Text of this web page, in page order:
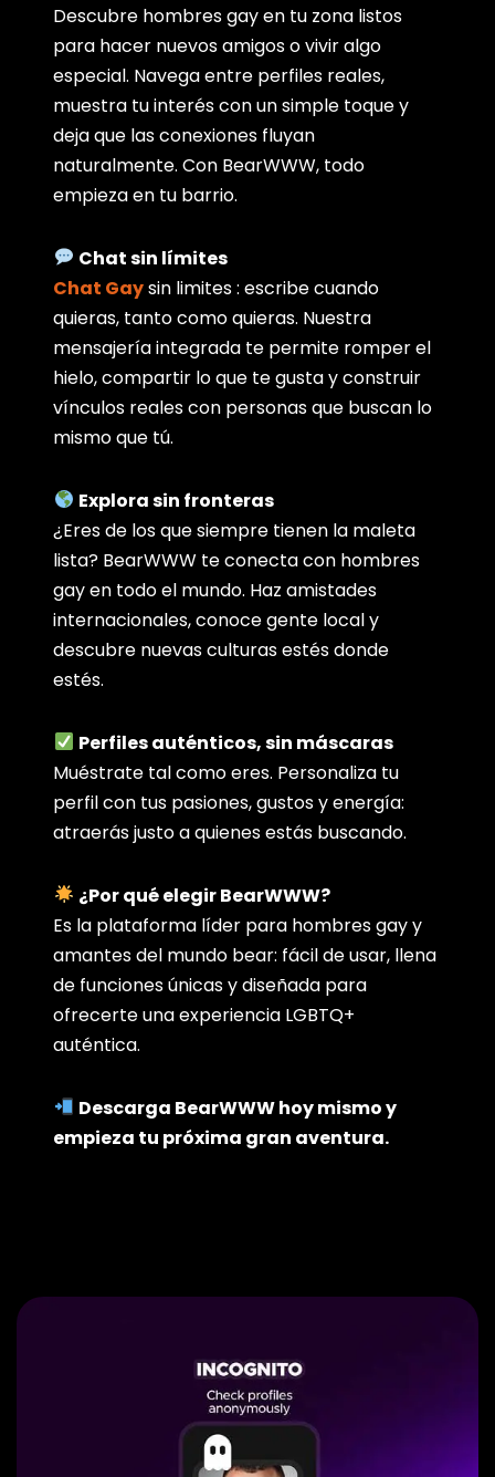
Descubre hombres gay en tu zona listos
para hacer nuevos amigos o vivir algo
especial. Navega entre perfiles reales,
muestra tu interés con un simple toque y
deja que las conexiones fluyan
naturalmente. Con BearWWW, todo
empieza en tu barrio.
Chat sin límites
Chat Gaysin limites : escribe cuando
quieras, tanto como quieras. Nuestra
mensajería integrada te permite romper el
hielo, compartir lo que te gusta y construir
vínculos reales con personas que buscan lo
mismo que tú.
Explora sin fronteras
¿Eres de los que siempre tienen la maleta
lista? BearWWW te conecta con hombres
gay en todo el mundo. Haz amistades
internacionales, conoce gente local y
descubre nuevas culturas estés donde
estés.
Perfiles auténticos, sin máscaras
Muéstrate tal como eres. Personaliza tu
perfil con tus pasiones, gustos y energía:
atraerás justo a quienes estás buscando.
¿Por qué elegir BearWWW?
Es la plataforma líder para hombres gay y
amantes del mundo bear: fácil de usar, llena
de funciones únicas y diseñada para
ofrecerte una experiencia LGBTQ+
auténtica.
Descarga BearWWW hoy mismo y
empieza tu próxima gran aventura.